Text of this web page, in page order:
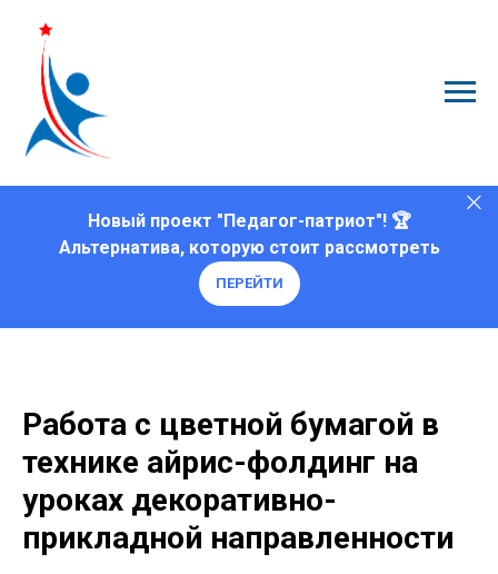
Новый проект "Педагог-патриот"! 🏆
Альтернатива, которую стоит рассмотреть
ПЕРЕЙТИ
Работа с цветной бумагой в
технике айрис-фолдинг на
уроках декоративно-
прикладной направленности